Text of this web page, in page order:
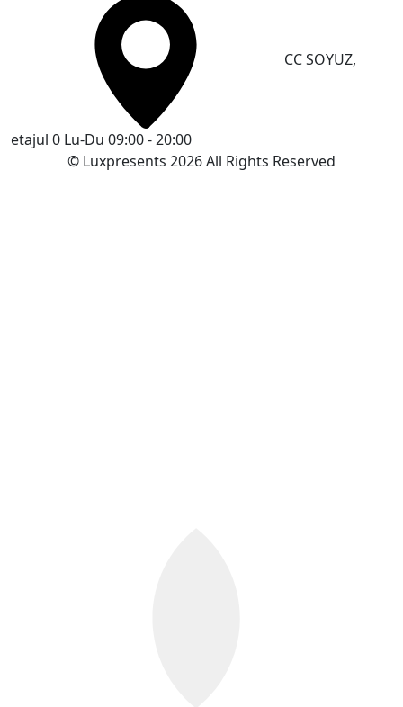
CC SOYUZ,
etajul 0 Lu-Du 09:00 - 20:00
© Luxpresents 2026 All Rights Reserved